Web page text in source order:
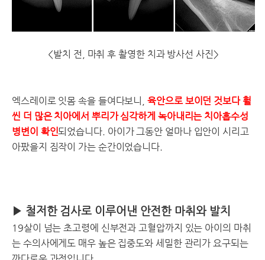
<발치 전, 마취 후 촬영한 치과 방사선 사진>
엑스레이로 잇몸 속을 들여다보니,육안으로 보이던 것보다 훨
씬 더 많은 치아에서 뿌리가 심각하게 녹아내리는 치아흡수성
병변이 확인되었습니다. 아이가 그동안 얼마나 입안이 시리고
아팠을지 짐작이 가는 순간이었습니다.
▶ 철저한 검사로 이루어낸 안전한 마취와 발치
19살이 넘는 초고령에 신부전과 고혈압까지 있는 아이의 마취
는 수의사에게도 매우 높은 집중도와 세밀한 관리가 요구되는